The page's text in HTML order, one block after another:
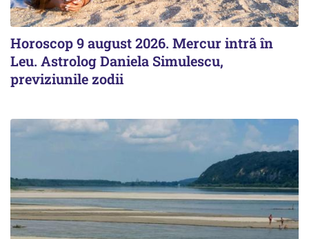
Horoscop 9 august 2026. Mercur intră în
Leu. Astrolog Daniela Simulescu,
previziunile zodii